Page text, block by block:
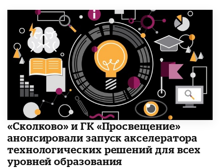
«Сколково» и ГК «Просвещение»
анонсировали запуск акселератора
технологических решений для всех
уровней образования